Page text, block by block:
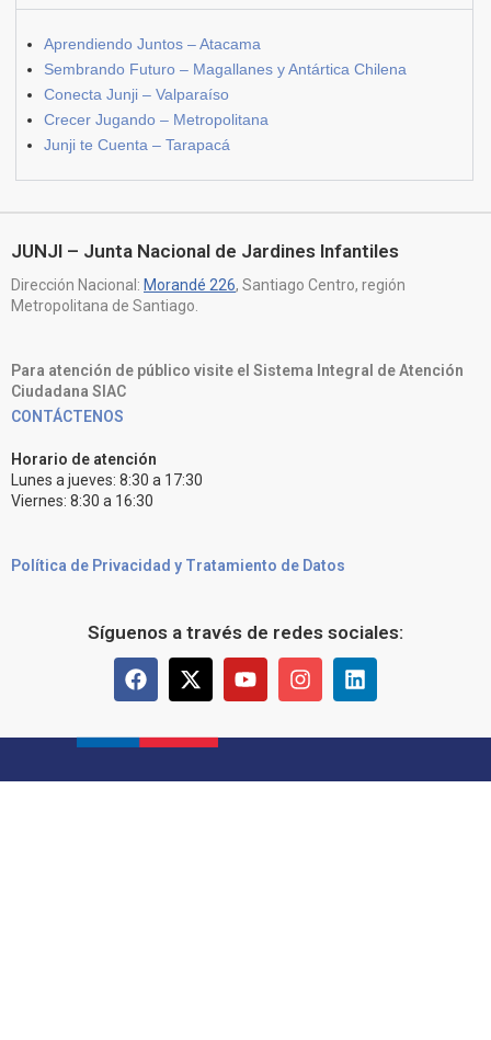
Aprendiendo Juntos – Atacama
Sembrando Futuro – Magallanes y Antártica Chilena
Conecta Junji – Valparaíso
Crecer Jugando – Metropolitana
Junji te Cuenta – Tarapacá
JUNJI – Junta Nacional de Jardines Infantiles
Dirección Nacional: Morandé 226, Santiago Centro, región
Metropolitana de Santiago.
Para atención de público visite el Sistema Integral de Atención
Ciudadana SIAC
CONTÁCTENOS
Horario de atención
Lunes a jueves: 8:30 a 17:30
Viernes: 8:30 a 16:30
Política de Privacidad y Tratamiento de Datos
Síguenos a través de redes sociales: